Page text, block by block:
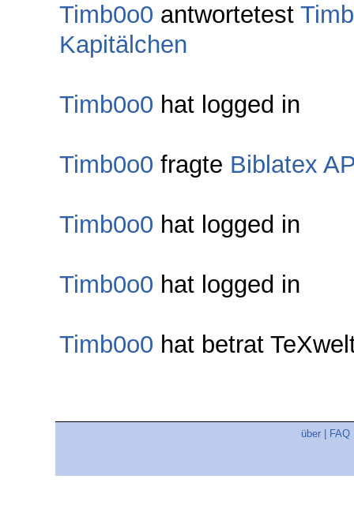
Timb0o0 antwortetest
Kapitälchen
Timb0o0 hat logged in
Timb0o0 fragte Biblatex
Timb0o0 hat logged in
Timb0o0 hat logged in
Timb0o0 hat betrat
über FAQ